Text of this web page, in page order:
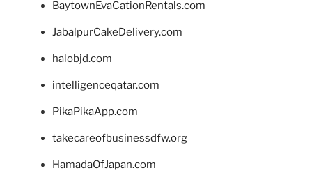
BaytownEvaCationRentals.com
JabalpurCakeDelivery.com
halobjd.com
intelligenceqatar.com
PikaPikaApp.com
takecareofbusinessdfw.org
HamadaOfJapan.com